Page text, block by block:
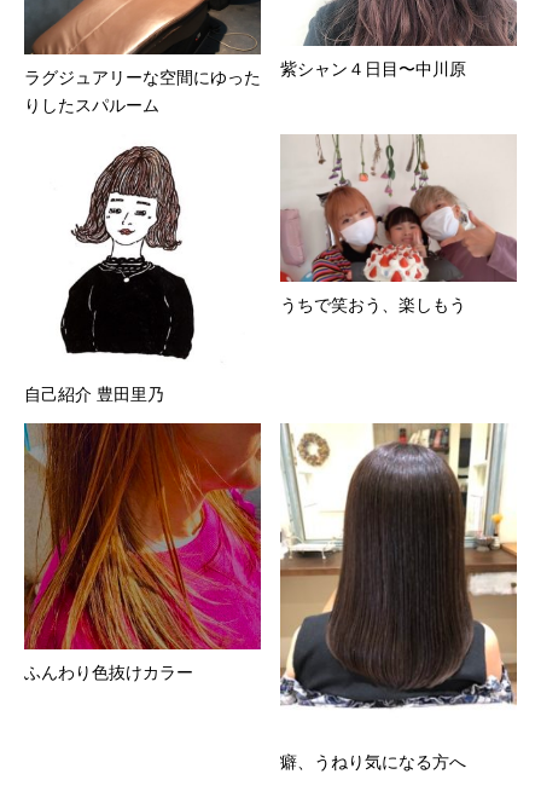
ラグジュアリーな空間にゆった
りしたスパルーム
紫シャン４日目〜中川原
自己紹介 豊田里乃
うちで笑おう、楽しもう
ふんわり色抜けカラー
癖、うねり気になる方へ